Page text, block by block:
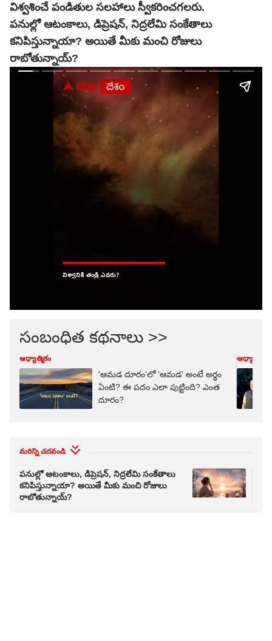
విశ్వశించే పండితుల సలహాలు స్వీకరించగలరు.
పనుల్లో ఆటంకాలు, డిప్రెషన్, నిద్రలేమి సంకేతాలు
కనిపిస్తున్నాయా? అయితే మీకు మంచి రోజులు
రాబోతున్నాయ్?
సంబంధిత కథనాలు >>
ఆధ్యాత్మికం
'ఆమడ దూరం'లో 'ఆమడ' అంటే అర్థం
ఏంటి? ఈ పదం ఎలా పుట్టింది? ఎంత
దూరం?
ఆధ్యాత్మికం
మరిన్ని చదవండి
పనుల్లో ఆటంకాలు, డిప్రెషన్, నిద్రలేమి సంకేతాలు
కనిపిస్తున్నాయా? అయితే మీకు మంచి రోజులు
రాబోతున్నాయ్?